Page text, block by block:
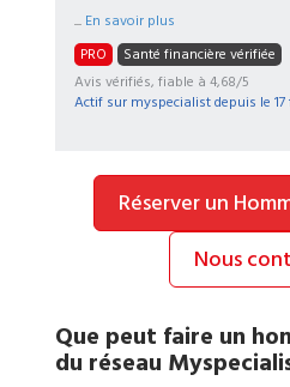
... En savoir plus
PRO
Santé financière vérifiée
Avis vérifiés, fiable à 4,68/5
Actif sur myspecialist depuis le
Réserver un
Nous
Que peut faire un
du réseau